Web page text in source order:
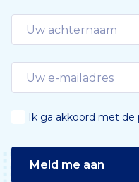
Ik ga akkoord met de
Meld me aan